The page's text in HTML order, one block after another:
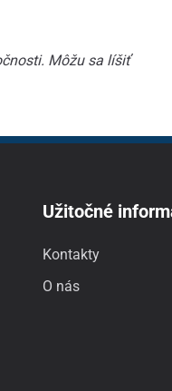
Môžu sa líšiť
Užitočné
Kontakty
O nás